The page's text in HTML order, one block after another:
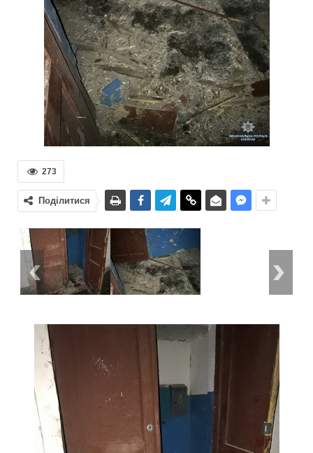
273
Поділитися